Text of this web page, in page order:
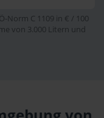
Norm C 1109 in € / 100
von 3.000 Litern und